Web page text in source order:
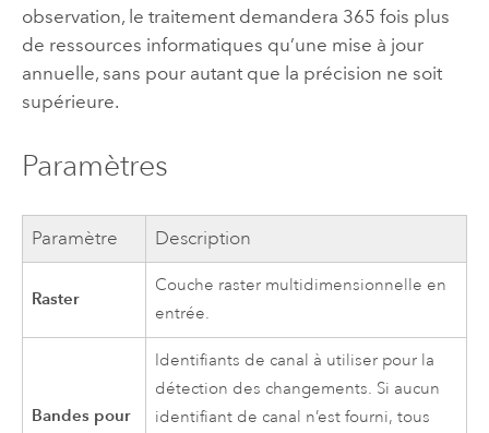
observation, le traitement demandera 365 fois plus
de ressources informatiques qu’une mise à jour
annuelle, sans pour autant que la précision ne soit
supérieure.
Paramètres
Paramètre Description
Raster
Couche raster multidimensionnelle en
entrée.
Bandes pour
Identifiants de canal à utiliser pour la
détection des changements. Si aucun
identifiant de canal n’est fourni, tous